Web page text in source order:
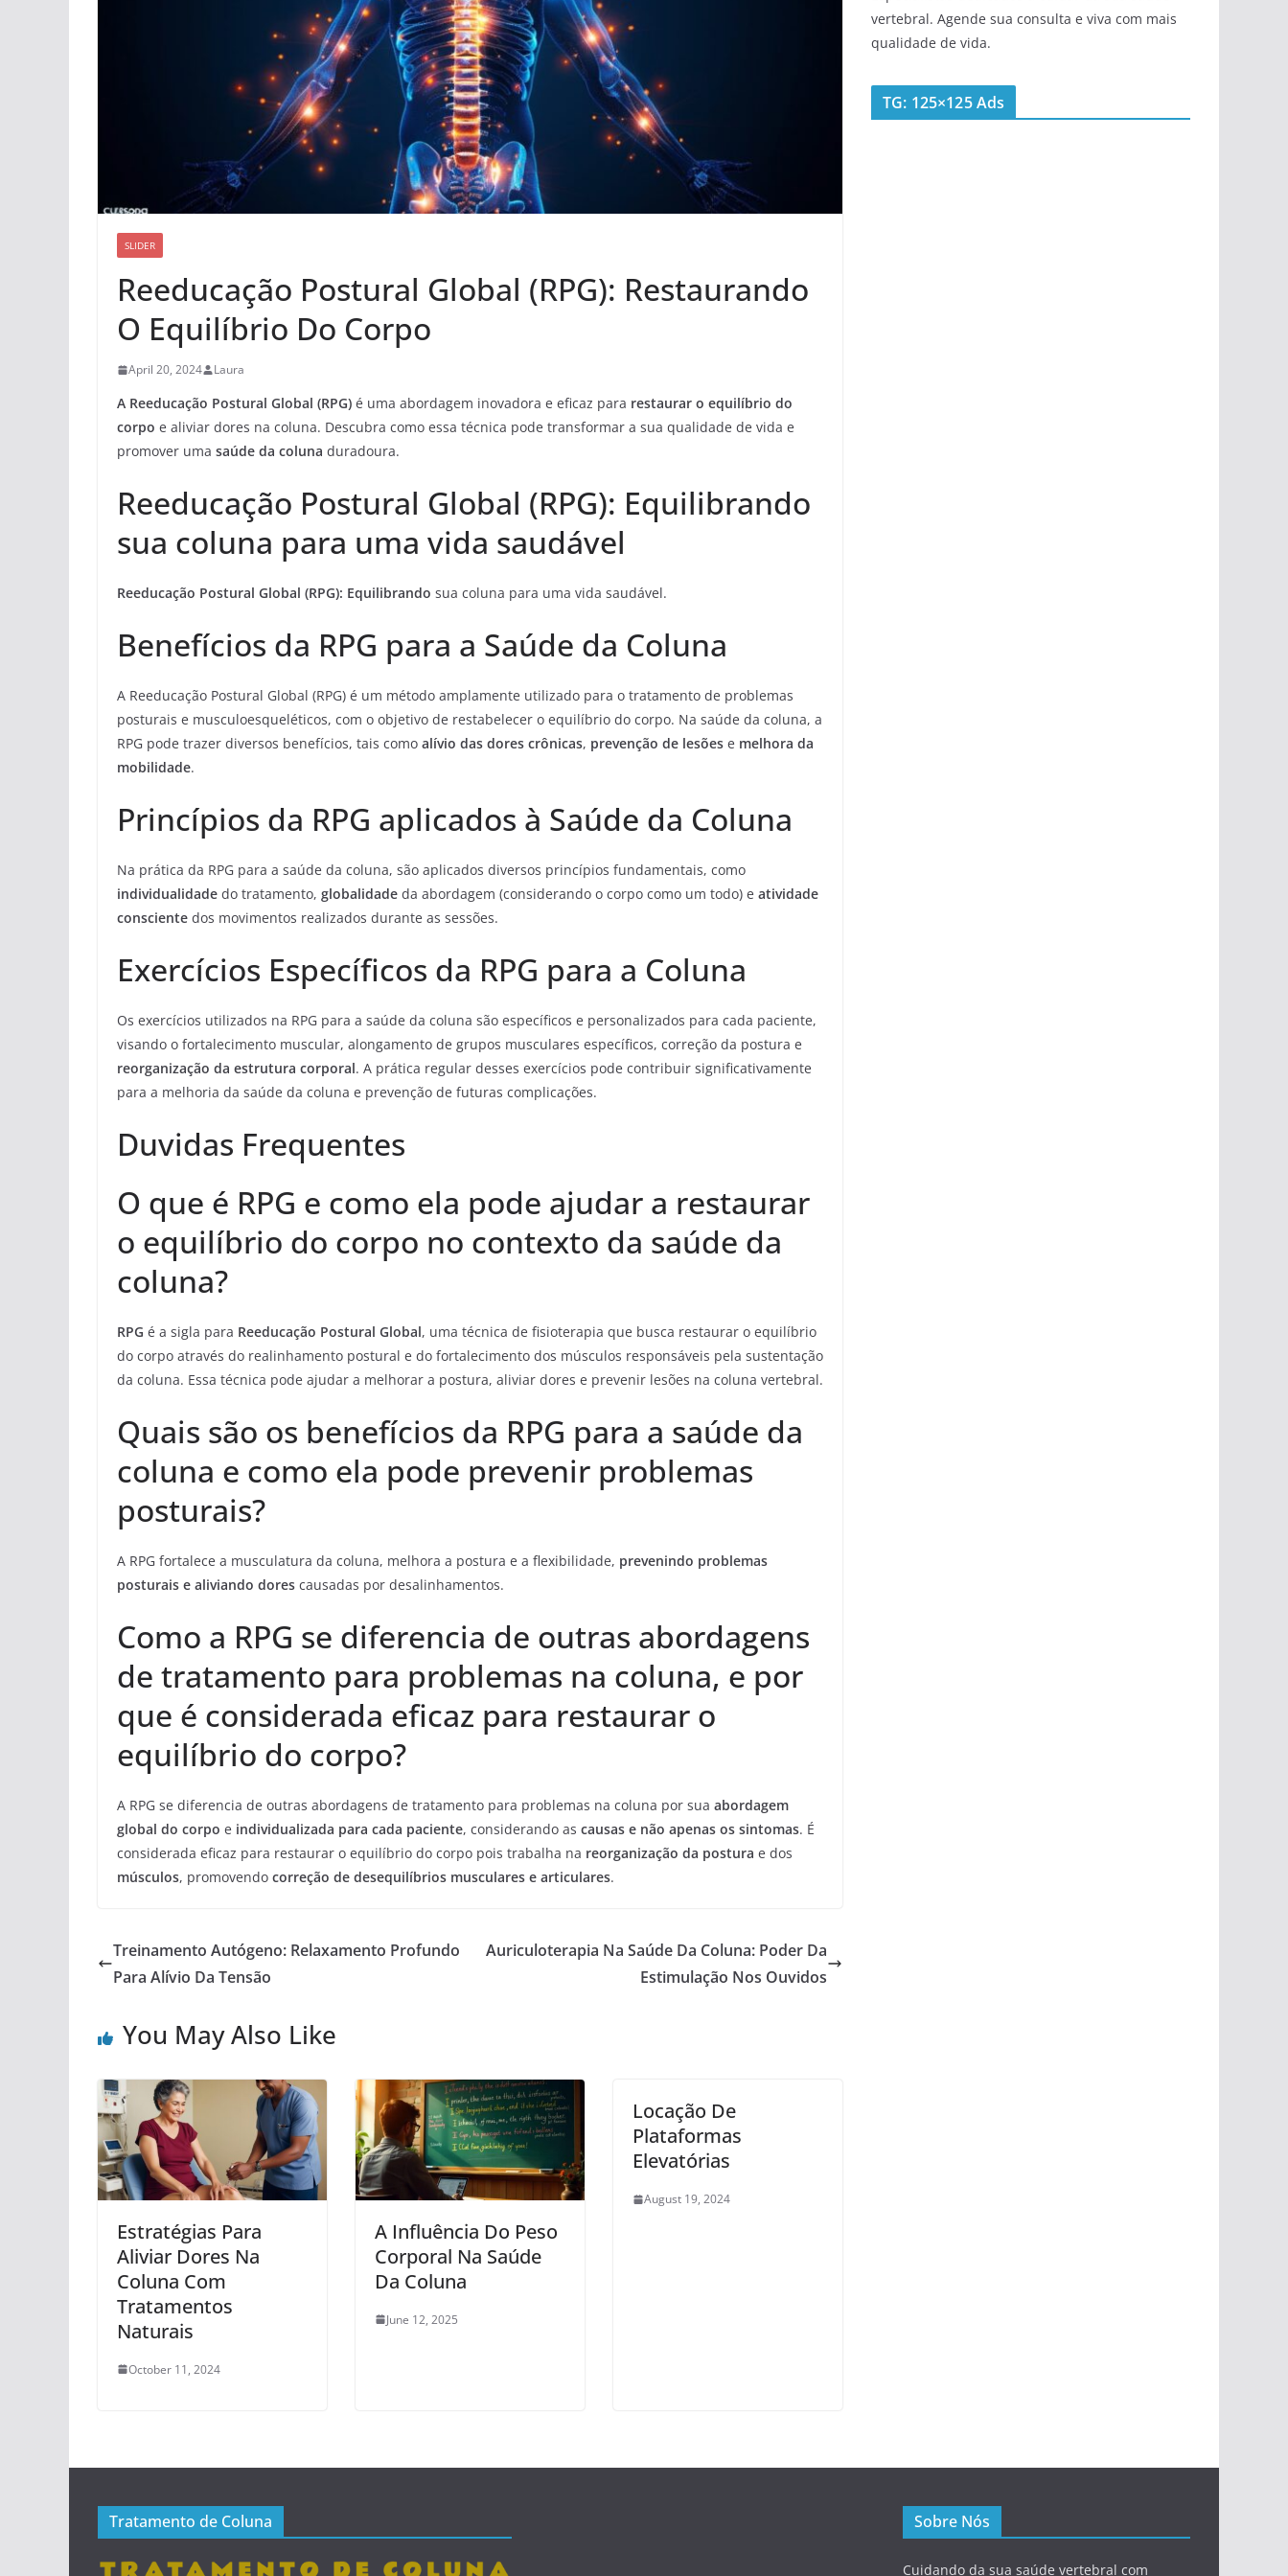
SLIDER
Reeducação Postural Global (RPG): Restaurando
O Equilíbrio Do Corpo
April 20, 2024 Laura
A Reeducação Postural Global (RPG) é uma abordagem inovadora e eficaz para restaurar o equilíbrio do
corpo e aliviar dores na coluna. Descubra como essa técnica pode transformar a sua qualidade de vida e
promover uma saúde da coluna duradoura.
Reeducação Postural Global (RPG): Equilibrando
sua coluna para uma vida saudável
Reeducação Postural Global (RPG): Equilibrando sua coluna para uma vida saudável.
Benefícios da RPG para a Saúde da Coluna
A Reeducação Postural Global (RPG) é um método amplamente utilizado para o tratamento de problemas
posturais e musculoesqueléticos, com o objetivo de restabelecer o equilíbrio do corpo. Na saúde da coluna, a
RPG pode trazer diversos benefícios, tais como alívio das dores crônicas, prevenção de lesões e melhora da
mobilidade.
Princípios da RPG aplicados à Saúde da Coluna
Na prática da RPG para a saúde da coluna, são aplicados diversos princípios fundamentais, como
individualidade do tratamento, globalidade da abordagem (considerando o corpo como um todo) e atividade
consciente dos movimentos realizados durante as sessões.
Exercícios Específicos da RPG para a Coluna
Os exercícios utilizados na RPG para a saúde da coluna são específicos e personalizados para cada paciente,
visando o fortalecimento muscular, alongamento de grupos musculares específicos, correção da postura e
reorganização da estrutura corporal. A prática regular desses exercícios pode contribuir significativamente
para a melhoria da saúde da coluna e prevenção de futuras complicações.
Duvidas Frequentes
O que é RPG e como ela pode ajudar a restaurar
o equilíbrio do corpo no contexto da saúde da
coluna?
RPG é a sigla para Reeducação Postural Global, uma técnica de fisioterapia que busca restaurar o equilíbrio
do corpo através do realinhamento postural e do fortalecimento dos músculos responsáveis pela sustentação
da coluna. Essa técnica pode ajudar a melhorar a postura, aliviar dores e prevenir lesões na coluna vertebral.
Quais são os benefícios da RPG para a saúde da
coluna e como ela pode prevenir problemas
posturais?
A RPG fortalece a musculatura da coluna, melhora a postura e a flexibilidade, prevenindo problemas
posturais e aliviando dores causadas por desalinhamentos.
Como a RPG se diferencia de outras abordagens
de tratamento para problemas na coluna, e por
que é considerada eficaz para restaurar o
equilíbrio do corpo?
A RPG se diferencia de outras abordagens de tratamento para problemas na coluna por sua abordagem
global do corpo e individualizada para cada paciente, considerando as causas e não apenas os sintomas. É
considerada eficaz para restaurar o equilíbrio do corpo pois trabalha na reorganização da postura e dos
músculos, promovendo correção de desequilíbrios musculares e articulares.
Treinamento Autógeno: Relaxamento Profundo
Para Alívio Da Tensão
Auriculoterapia Na Saúde Da Coluna: Poder Da
Estimulação Nos Ouvidos
You May Also Like
Estratégias Para
Aliviar Dores Na
Coluna Com
Tratamentos
Naturais
October 11, 2024
A Influência Do Peso
Corporal Na Saúde
Da Coluna
June 12, 2025
Locação De
Plataformas
Elevatórias
August 19, 2024
vertebral. Agende sua consulta e viva com mais
qualidade de vida.
TG: 125×125 Ads
Tratamento de Coluna Sobre Nós
Cuidando da sua saúde vertebral com